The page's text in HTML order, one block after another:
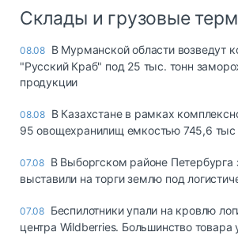
Склады и грузовые
08.08 В Мурманской области возведут
"Русский Краб" под 25 тыс. тонн
продукции
08.08 В Казахстане в рамках
95 овощехранилищ емкостью 745,6 тыс
07.08 В Выборгском районе Петербурга
выставили на торги землю под
07.08 Беспилотники упали на кровлю
центра Wildberries. Большинство товара